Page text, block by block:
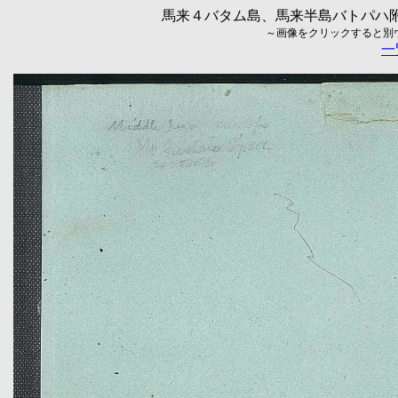
馬来４バタム島、馬来半島バトパハ
～画像をクリックすると
一